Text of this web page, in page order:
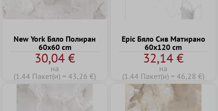
New York Бяло Полиран
60x60 cm
30,04 €
на
(1.44 Пакет(и) = 43,26 €)
Epic Бяло Сив Матирано
60x120 cm
32,14 €
на
(1.44 Пакет(и) = 46,28 €)